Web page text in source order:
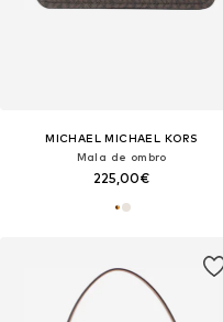
MICHAEL MICHAEL KORS
Mala de ombro
225,00€